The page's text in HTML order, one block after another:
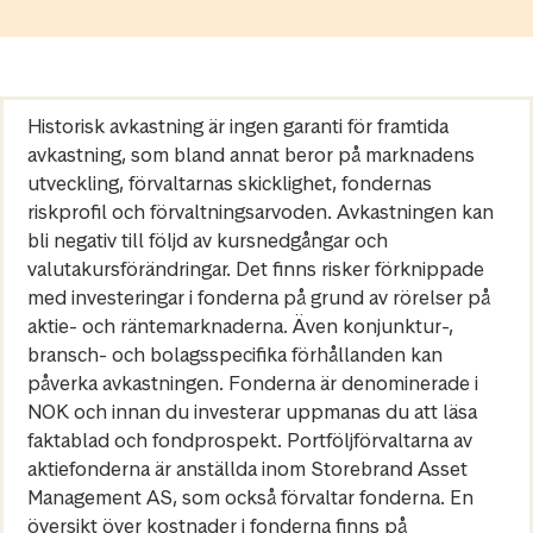
Historisk avkastning är ingen garanti för framtida
avkastning, som bland annat beror på marknadens
utveckling, förvaltarnas skicklighet, fondernas
riskprofil och förvaltningsarvoden. Avkastningen kan
bli negativ till följd av kursnedgångar och
valutakursförändringar. Det finns risker förknippade
med investeringar i fonderna på grund av rörelser på
aktie- och räntemarknaderna. Även konjunktur-,
bransch- och bolagsspecifika förhållanden kan
påverka avkastningen. Fonderna är denominerade i
NOK och innan du investerar uppmanas du att läsa
faktablad och fondprospekt. Portföljförvaltarna av
aktiefonderna är anställda inom Storebrand Asset
Management AS, som också förvaltar fonderna. En
översikt över kostnader i fonderna finns på